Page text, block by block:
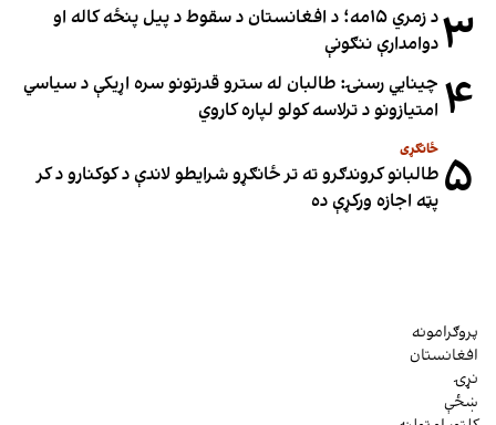
۳
د زمري ۱۵مه؛ د افغانستان د سقوط د پیل پنځه کاله او
دوامدارې ننګونې
۴ چینایي رسنۍ: طالبان له سترو قدرتونو سره اړیکې د سیاسي
امتیازونو د ترلاسه کولو لپاره کاروي
۵ ځانګړی
طالبانو کروندګرو ته تر ځانګړو شرایطو لاندې د کوکنارو د کر
پټه اجازه ورکړې ده
پروګرامونه
افغانستان
نړۍ
ښځې